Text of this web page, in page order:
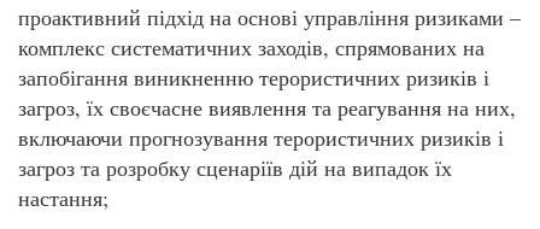
проактивний підхід на основі управління ризиками –
комплекс систематичних заходів, спрямованих на
запобігання виникненню терористичних ризиків і
загроз, їх своєчасне виявлення та реагування на них,
включаючи прогнозування терористичних ризиків і
загроз та розробку сценаріїв дій на випадок їх
настання;